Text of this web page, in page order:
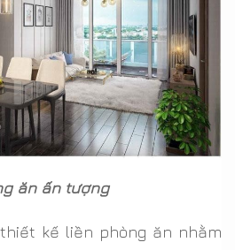
ăn ấn tượng
kế liền phòng ăn nhằm